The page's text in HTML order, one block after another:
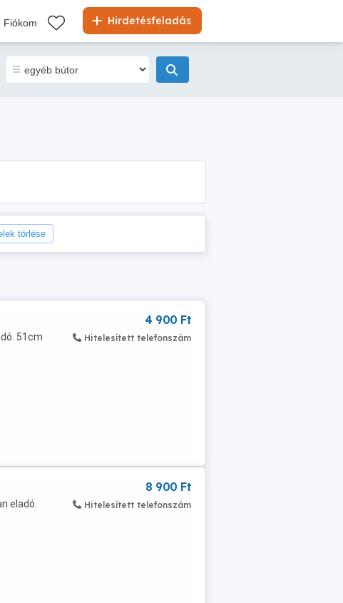
Hirdetésfeladás
Fiókom
törlése
51cm
4 900 Ft
Hitelesített telefonszám
eladó.
8 900 Ft
Hitelesített telefonszám